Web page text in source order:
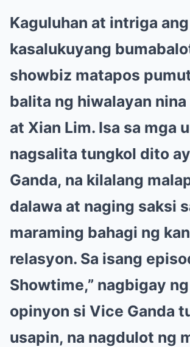
Kaguluhan at intriga ang
kasalukuyang
showbiz matapos
balita ng hiwalayan
at Xian Lim. Isa sa mga
nagsalita tungkol dito
Ganda, na kilalang
dalawa at naging saksi
maraming bahagi ng
relasyon. Sa isang
Showtime,” nagbigay
opinyon si Vice Ganda
usapin, na nagdulot ng